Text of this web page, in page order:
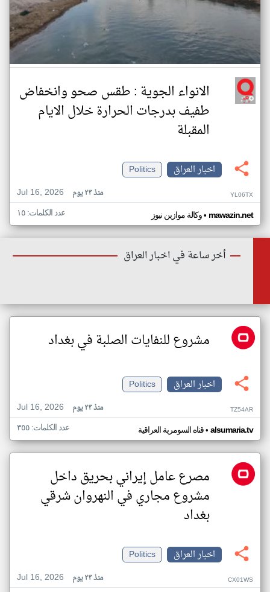
الانواء الجوية : طقس صحو وانخفاض
طفيف بدرجات الحرارة خلال الايام
المقبلة
اخبار العراق
Politics
Jul 16, 2026
منذ ٢٣ يوم YL06TX
وكالة موازين نيوز• mawazin.net عدد الكلمات: ١٥
أخر ساعة في اخبار العراق
مشروع للنفايات الصلبة في بغداد
اخبار العراق
Politics
Jul 16, 2026
منذ ٢٣ يوم TZ54AR
قناه السومرية العراقية• alsumaria.tv عدد الكلمات: ٣٥٥
مصرع عامل إيراني بحريق داخل
مشروع مجاري في النهروان شرقي
بغداد
اخبار العراق
Politics
Jul 16, 2026
منذ ٢٣ يوم CX01WS